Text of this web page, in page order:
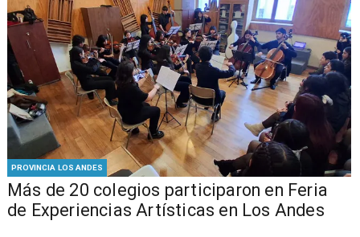
PROVINCIA LOS ANDES
Más de 20 colegios participaron en Feria
de Experiencias Artísticas en Los Andes